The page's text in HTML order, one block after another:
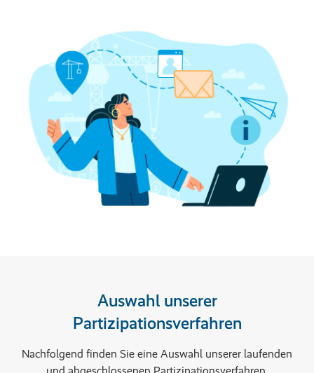
Auswahl unserer
Partizipationsverfahren
Nachfolgend finden Sie eine Auswahl unserer laufenden